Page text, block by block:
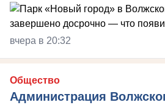
вчера в 20:32
Общество
Администрация